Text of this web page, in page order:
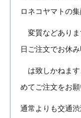
ロネコヤマトの
変質などありま
日ご注文でお休
は致しかねます
めてご注文をお願
通常よりも交通